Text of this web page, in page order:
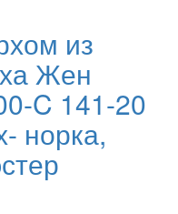
из
Жен
C 141-20
норка,